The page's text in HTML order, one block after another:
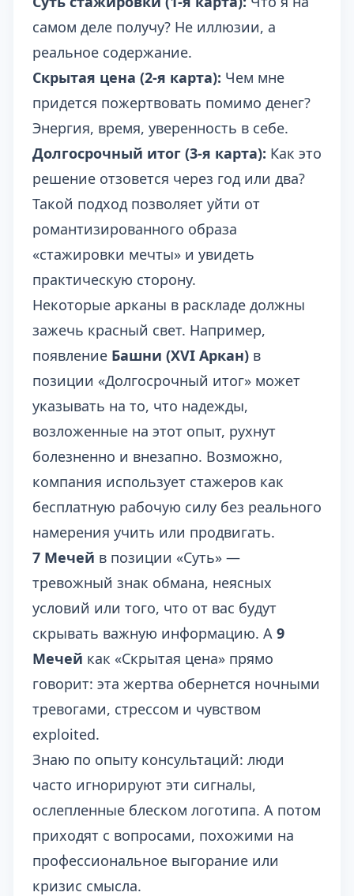
самом деле получу? Не иллюзии, а
реальное содержание.
Скрытая цена (2-я карта): Чем мне
придется пожертвовать помимо денег?
Энергия, время, уверенность в себе.
Долгосрочный итог (3-я карта): Как это
решение отзовется через год или два?
Такой подход позволяет уйти от
романтизированного образа
«стажировки мечты» и увидеть
практическую сторону.
Некоторые арканы в раскладе должны
зажечь красный свет. Например,
появление Башни (XVI Аркан) в
позиции «Долгосрочный итог» может
указывать на то, что надежды,
возложенные на этот опыт, рухнут
болезненно и внезапно. Возможно,
компания использует стажеров как
бесплатную рабочую силу без реального
намерения учить или продвигать.
7 Мечей в позиции «Суть» —
тревожный знак обмана, неясных
условий или того, что от вас будут
скрывать важную информацию. А 9
Мечей как «Скрытая цена» прямо
говорит: эта жертва обернется ночными
тревогами, стрессом и чувством
exploited.
Знаю по опыту консультаций: люди
часто игнорируют эти сигналы,
ослепленные блеском логотипа. А потом
приходят с вопросами, похожими на
профессиональное выгорание или
кризис смысла.